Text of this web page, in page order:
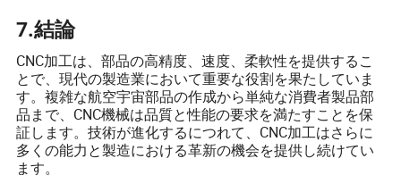
7.結論
CNC加工は、部品の高精度、速度、柔軟性を提供するこ
とで、現代の製造業において重要な役割を果たしていま
す。複雑な航空宇宙部品の作成から単純な消費者製品部
品まで、CNC機械は品質と性能の要求を満たすことを保
証します。技術が進化するにつれて、CNC加工はさらに
多くの能力と製造における革新の機会を提供し続けてい
ます。